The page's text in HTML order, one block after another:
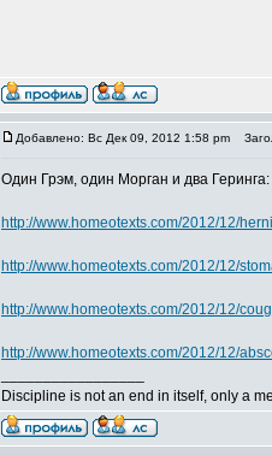
Добавлено: Вс Дек 09, 2012 1:58 pm
Один Грэм, один Морган и два Геринга:
http://www.homeotexts.com/2012/12/
http://www.homeotexts.com/2012/12/
http://www.homeotexts.com/2012/12/
http://www.homeotexts.com/2012/12/
Discipline is not an end in itself, only a